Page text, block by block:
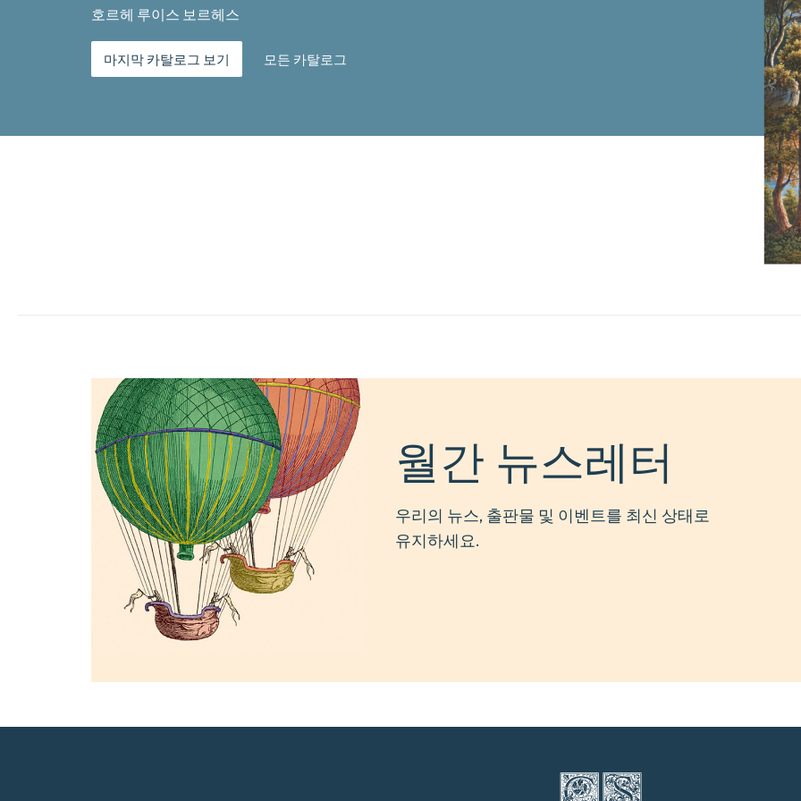
호르헤 루이스 보르헤스
마지막 카탈로그 보기 모든 카탈로그
월간 뉴스레터
우리의 뉴스, 출판물 및 이벤트를 최신 상태로
유지하세요.